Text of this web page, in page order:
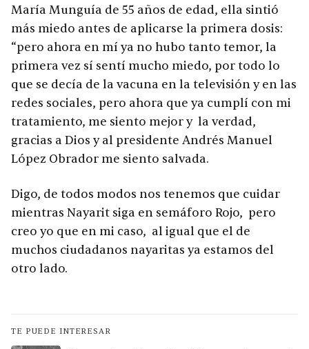
María Munguía de 55 años de edad, ella sintió
más miedo antes de aplicarse la primera dosis:
“pero ahora en mí ya no hubo tanto temor, la
primera vez sí sentí mucho miedo, por todo lo
que se decía de la vacuna en la televisión y en las
redes sociales, pero ahora que ya cumplí con mi
tratamiento, me siento mejor y la verdad,
gracias a Dios y al presidente Andrés Manuel
López Obrador me siento salvada.
Digo, de todos modos nos tenemos que cuidar
mientras Nayarit siga en semáforo Rojo, pero
creo yo que en mi caso, al igual que el de
muchos ciudadanos nayaritas ya estamos del
otro lado.
TE PUEDE INTERESAR